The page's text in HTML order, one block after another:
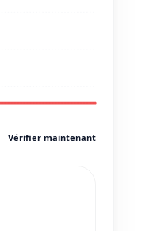
Vérifier maintenant